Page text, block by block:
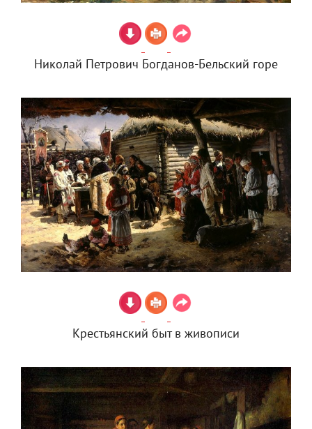
Николай Петрович Богданов-Бельский горе
Крестьянский быт в живописи